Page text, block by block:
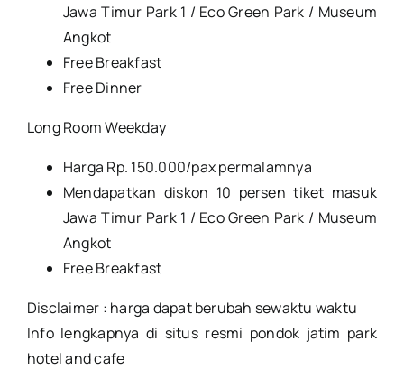
Jawa Timur Park 1 / Eco Green Park / Museum
Angkot
Free Breakfast
Free Dinner
Long Room Weekday
Harga Rp. 150.000/pax permalamnya
Mendapatkan diskon 10 persen tiket masuk
Jawa Timur Park 1 / Eco Green Park / Museum
Angkot
Free Breakfast
Disclaimer : harga dapat berubah sewaktu waktu
Info lengkapnya di situs resmi pondok jatim park
hotel and cafe